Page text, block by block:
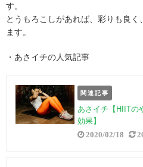
す。
とうもろこしがあれば、彩りも良
ます。
・あさイチの人気記事
関連記事
あさイチ【HIITの
効果】
2020/02/18